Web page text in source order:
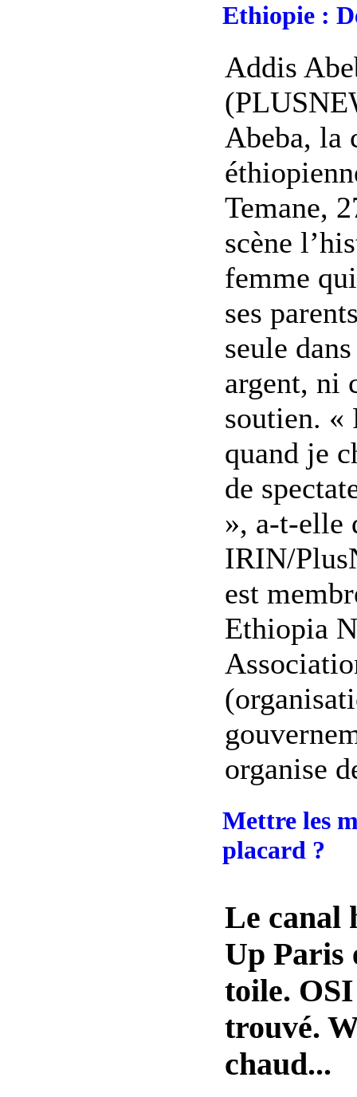
Ethiopie :
Addis
Abeba, la
Temane,
scène
femme
ses
seule
argent, ni
soutien. «
quand je
de
», a-t-elle
IRIN/
est
Ethiopia
organise
Mettre les
placard ?
Le canal
Up Paris
toile.
trouvé.
chaud...